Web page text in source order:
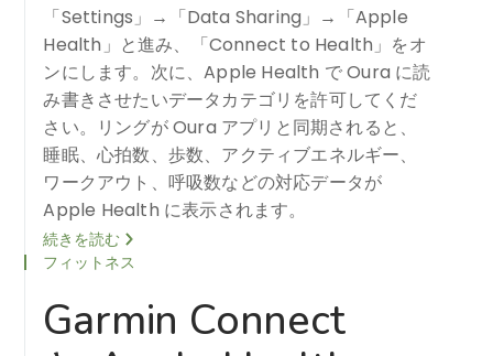
「Settings」→「Data Sharing」→「Apple
Health」と進み、「Connect to Health」をオ
ンにします。次に、Apple Health で Oura に読
み書きさせたいデータカテゴリを許可してくだ
さい。リングが Oura アプリと同期されると、
睡眠、心拍数、歩数、アクティブエネルギー、
ワークアウト、呼吸数などの対応データが
Apple Health に表示されます。
続きを読む
フィットネス
Garmin Connect